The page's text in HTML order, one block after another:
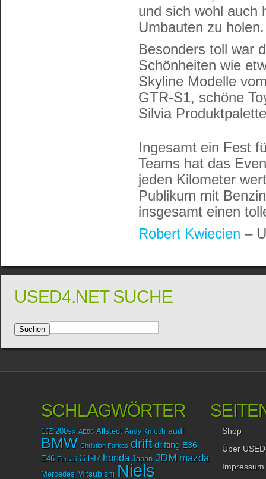
und sich wohl auch
Umbauten zu holen.
Besonders toll war
Schönheiten wie
Skyline Modelle
GTR-S1, schöne
Silvia
Ingesamt ein Fest
Teams hat das
jeden Kilometer
Publikum mit
insgesamt einen
Robert Kwiecien –
USED4.NET SUCHE
SCHLAGWÖRTER
1JZ 200sx AE86 Allstedt Andy Kmoch audi
BMW Christian Farkas drift drifting E36
E46 Ferrari GT-R honda Japan JDM mazda
Mercedes Mitsubishi Niels
Shop
Über
Impressum